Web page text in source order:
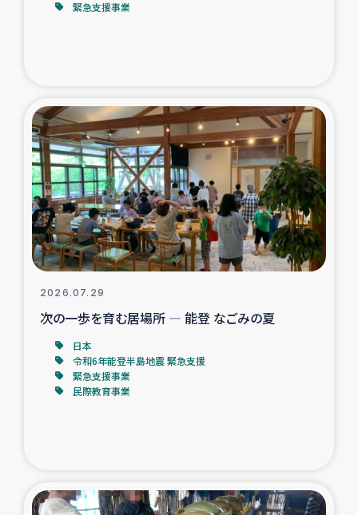
コーヒー生産者支援
アイナロ県マウベシ郡でのコーヒー畑改善事業
ベイルート大規模爆発被災者支援
女性の生計向上支援
アグロフォレストリー（カカオ）事業
緊急支援事業
2026.07.29
次の一歩を育む居場所 ― 能登 なごみの夏
日本
令和6年能登半島地震 緊急支援
緊急支援事業
民際教育事業